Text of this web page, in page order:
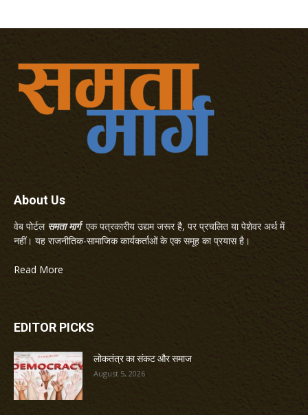
About Us
वेब पोर्टल समता मार्गएक पत्रकारीय उद्यम जरूर है, पर प्रचलित या पेशेवर अर्थ में
नहीं। यह राजनीतिक-सामाजिक कार्यकर्ताओं के एक समूह का प्रयास है।
Read More
EDITOR PICKS
लोकतंत्र का संकट और समाज
August 5, 2026